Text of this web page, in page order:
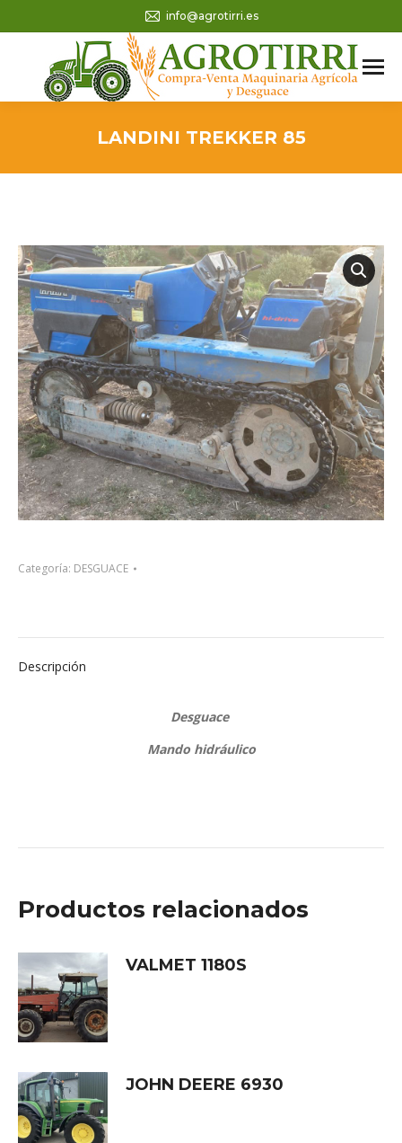
info@agrotirri.es
LANDINI TREKKER 85
Categoría: DESGUACE
Descripción
Desguace
Mando hidráulico
Productos relacionados
VALMET 1180S
JOHN DEERE 6930